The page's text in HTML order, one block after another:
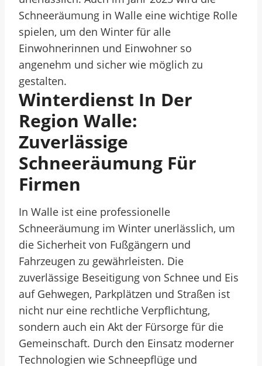
Schneeräumung in Walle eine wichtige Rolle
spielen, um den Winter für alle
Einwohnerinnen und Einwohner so
angenehm und sicher wie möglich zu
gestalten.
Winterdienst In Der
Region Walle:
Zuverlässige
Schneeräumung Für
Firmen
In Walle ist eine professionelle
Schneeräumung im Winter unerlässlich, um
die Sicherheit von Fußgängern und
Fahrzeugen zu gewährleisten. Die
zuverlässige Beseitigung von Schnee und Eis
auf Gehwegen, Parkplätzen und Straßen ist
nicht nur eine rechtliche Verpflichtung,
sondern auch ein Akt der Fürsorge für die
Gemeinschaft. Durch den Einsatz moderner
Technologien wie Schneepflüge und